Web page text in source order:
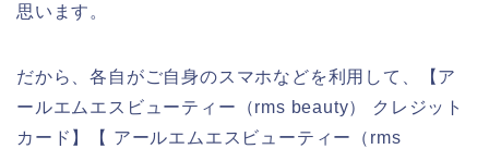
思います。
だから、各自がご自身のスマホなどを利用して、【ア
ールエムエスビューティー（rms beauty） クレジット
カード】【 アールエムエスビューティー（rms